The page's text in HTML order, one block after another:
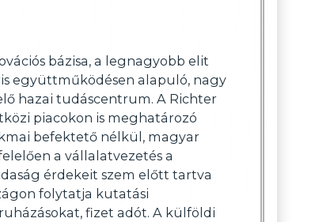
bázisa, a legnagyobb elit
együttműködésen alapuló, nagy
hazai tudáscentrum. A Richter
piacokon is meghatározó
befektető nélkül, magyar
a vállalatvezetés a
érdekeit szem előtt tartva
folytatja kutatási
fizet adót. A külföldi